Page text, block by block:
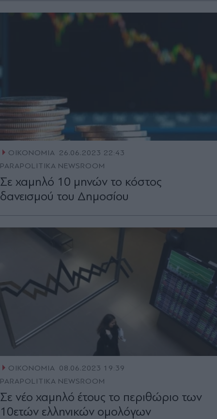
ΟΙΚΟΝΟΜΙΑ 26.06.2023 22:43
PARAPOLITIKA NEWSROOM
Σε χαμηλό 10 μηνών το κόστος
δανεισμού του Δημοσίου
ΟΙΚΟΝΟΜΙΑ 08.06.2023 19:39
PARAPOLITIKA NEWSROOM
Σε νέο χαμηλό έτους το περιθώριο των
10ετών ελληνικών ομολόγων